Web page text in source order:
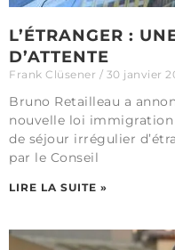
L’ÉTRANGER :
D’ATTENTE
Frank Clüsener 30 janvier
Bruno Retailleau a
nouvelle loi
de séjour irrégulier
par le Conseil
LIRE LA SUITE »